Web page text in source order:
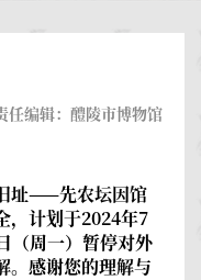
任编辑：醴陵市博物馆
址——先农坛因馆
，计划于2024年7
（周一）暂停对外
。感谢您的理解与